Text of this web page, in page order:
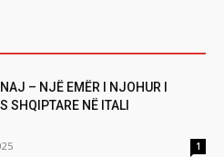
– NJË EMËR I NJOHUR I
SHQIPTARE NË ITALI
1